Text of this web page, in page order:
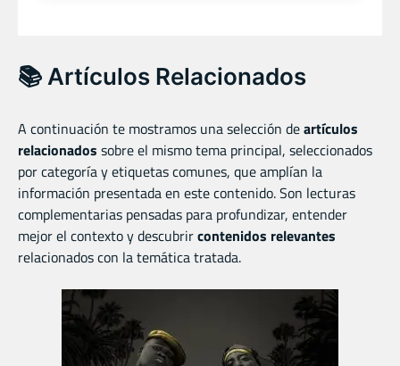
📚 Artículos Relacionados
A continuación te mostramos una selección deartículos
relacionados sobre el mismo tema principal, seleccionados
por categoría y etiquetas comunes, que amplían la
información presentada en este contenido. Son lecturas
complementarias pensadas para profundizar, entender
mejor el contexto y descubrircontenidos relevantes
relacionados con la temática tratada.